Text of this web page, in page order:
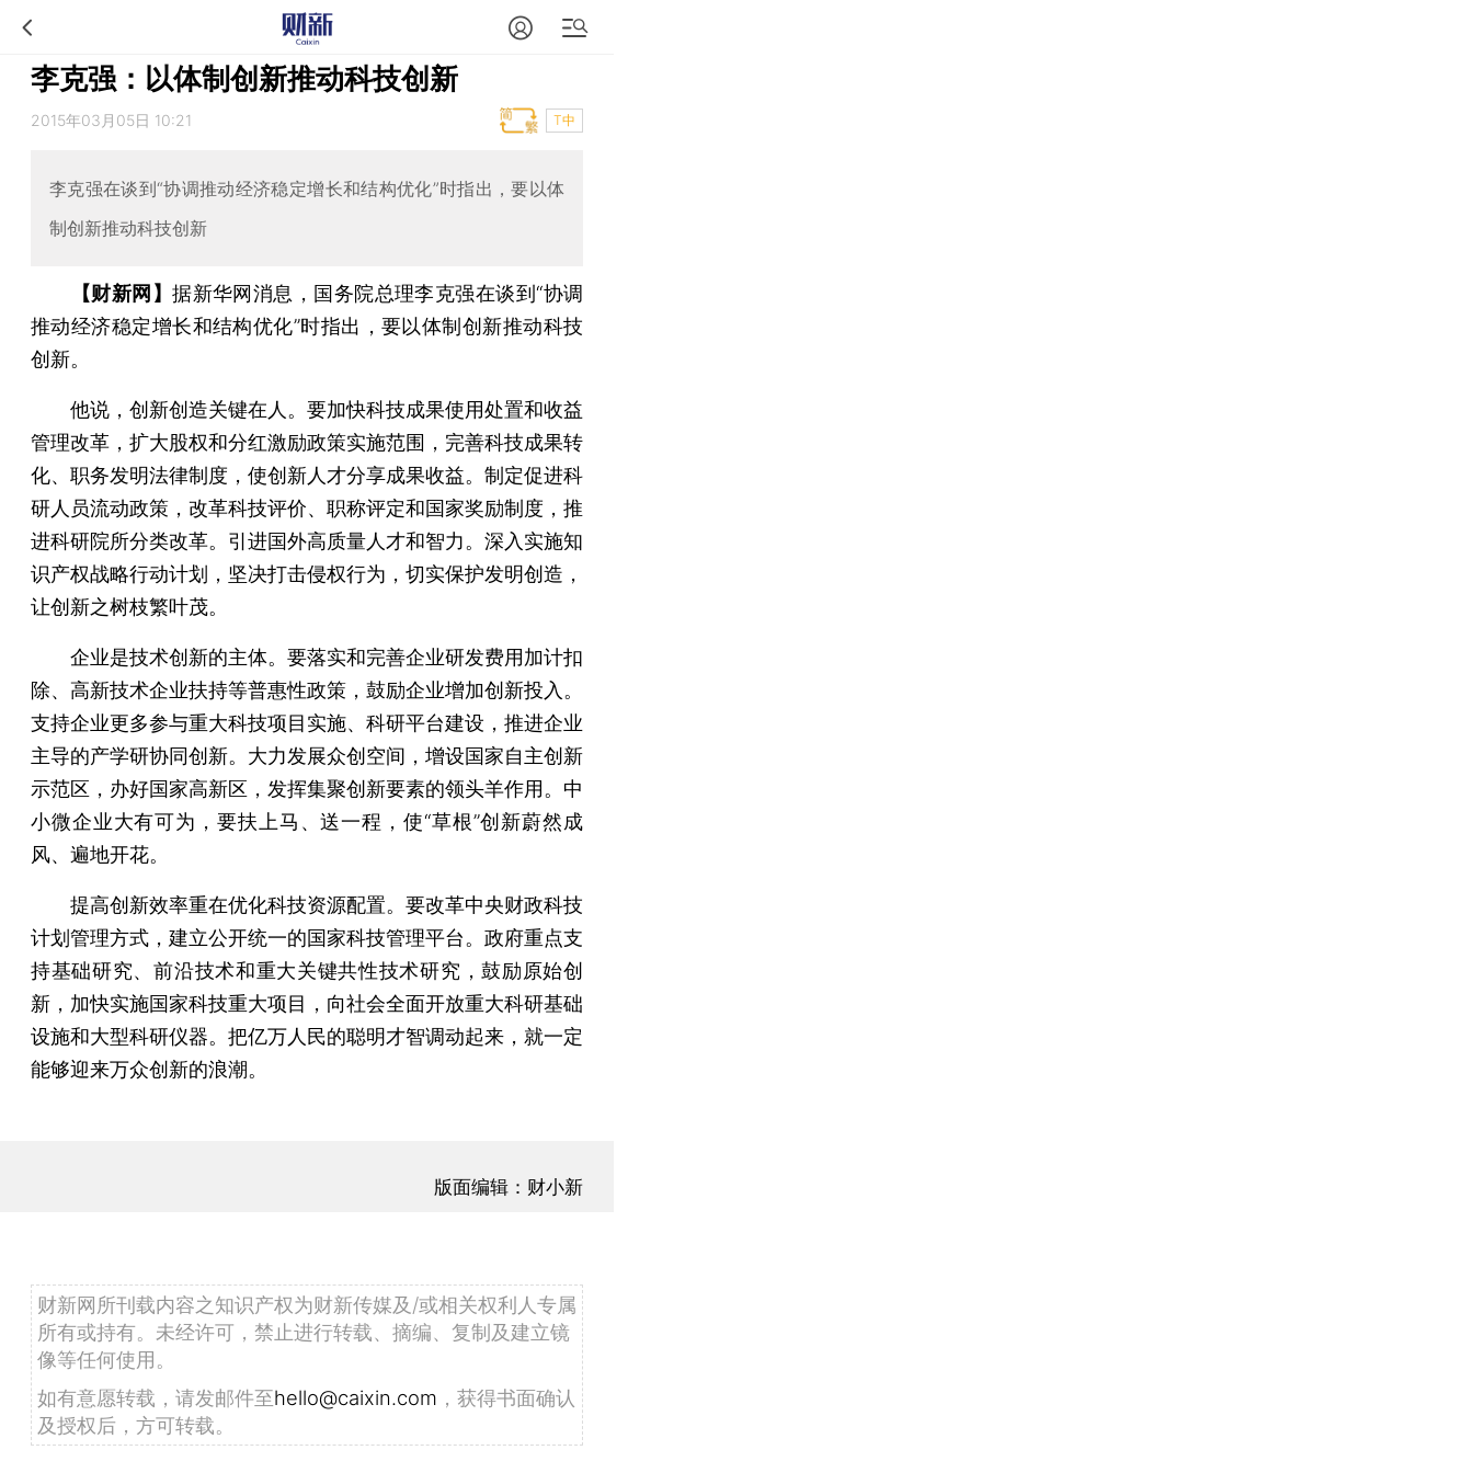
李克强：以体制创新推动科技创新
2015年03月05日 10:21 T中
李克强在谈到“协调推动经济稳定增长和结构优化”时指出，要以体
制创新推动科技创新
【财新网】据新华网消息，国务院总理李克强在谈到“协调
推动经济稳定增长和结构优化”时指出，要以体制创新推动科技
创新。
他说，创新创造关键在人。要加快科技成果使用处置和收益
管理改革，扩大股权和分红激励政策实施范围，完善科技成果转
化、职务发明法律制度，使创新人才分享成果收益。制定促进科
研人员流动政策，改革科技评价、职称评定和国家奖励制度，推
进科研院所分类改革。引进国外高质量人才和智力。深入实施知
识产权战略行动计划，坚决打击侵权行为，切实保护发明创造，
让创新之树枝繁叶茂。
企业是技术创新的主体。要落实和完善企业研发费用加计扣
除、高新技术企业扶持等普惠性政策，鼓励企业增加创新投入。
支持企业更多参与重大科技项目实施、科研平台建设，推进企业
主导的产学研协同创新。大力发展众创空间，增设国家自主创新
示范区，办好国家高新区，发挥集聚创新要素的领头羊作用。中
小微企业大有可为，要扶上马、送一程，使“草根”创新蔚然成
风、遍地开花。
提高创新效率重在优化科技资源配置。要改革中央财政科技
计划管理方式，建立公开统一的国家科技管理平台。政府重点支
持基础研究、前沿技术和重大关键共性技术研究，鼓励原始创
新，加快实施国家科技重大项目，向社会全面开放重大科研基础
设施和大型科研仪器。把亿万人民的聪明才智调动起来，就一定
能够迎来万众创新的浪潮。
版面编辑：财小新
财新网所刊载内容之知识产权为财新传媒及/或相关权利人专属
所有或持有。未经许可，禁止进行转载、摘编、复制及建立镜
像等任何使用。
如有意愿转载，请发邮件至hello@caixin.com ，获得书面确认
及授权后，方可转载。